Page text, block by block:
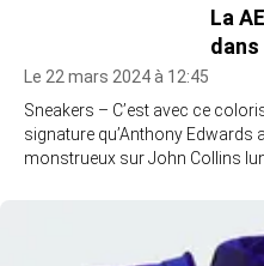
La
dans
Le 22 mars 2024 à 12:45
Sneakers – C’est avec ce
signature qu’Anthony Edwards
monstrueux sur John Collins